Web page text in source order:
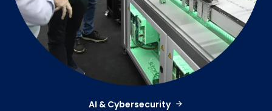
AI & Cybersecurity